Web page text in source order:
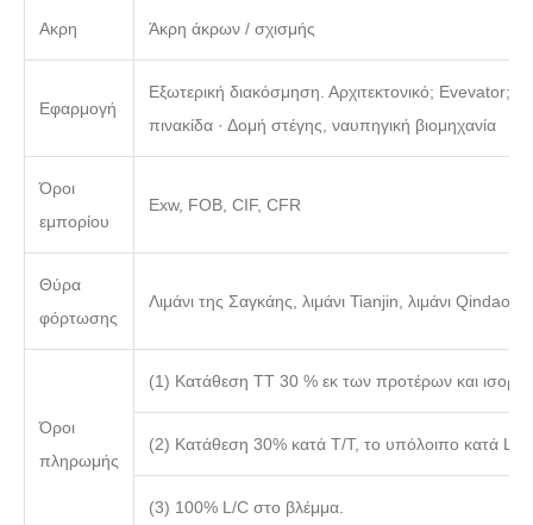
Ακρη Άκρη άκρων / σχισμής
Εφαρμογή
Εξωτερική διακόσμηση. Αρχιτεκτονικό; Evevator;
πινακίδα · Δομή στέγης, ναυπηγική βιομηχανία
Όροι
εμπορίου
Exw, FOB, CIF, CFR
Θύρα
φόρτωσης
Λιμάνι της Σαγκάης, λιμάνι Tianjin, λιμάνι Qindao
Όροι
πληρωμής
(1) Κατάθεση TT 30 % εκ των προτέρων και
(2) Κατάθεση 30% κατά T/T, το υπόλοιπο κατά L/
(3) 100% L/C στο βλέμμα.